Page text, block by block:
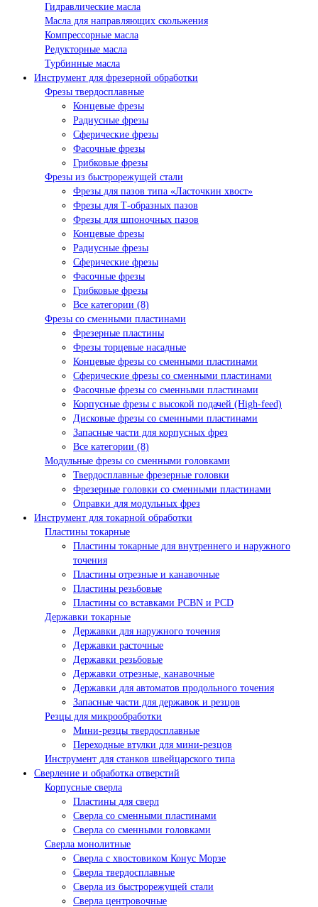
Гидравлические масла
Масла для направляющих скольжения
Компрессорные масла
Редукторные масла
Турбинные масла
Инструмент для фрезерной обработки
Фрезы твердосплавные
Концевые фрезы
Радиусные фрезы
Сферические фрезы
Фасочные фрезы
Грибковые фрезы
Фрезы из быстрорежущей стали
Фрезы для пазов типа «Ласточкин хвост»
Фрезы для Т-образных пазов
Фрезы для шпоночных пазов
Концевые фрезы
Радиусные фрезы
Сферические фрезы
Фасочные фрезы
Грибковые фрезы
Все категории (8)
Фрезы со сменными пластинами
Фрезерные пластины
Фрезы торцевые насадные
Концевые фрезы со сменными пластинами
Сферические фрезы со сменными пластинами
Фасочные фрезы со сменными пластинами
Корпусные фрезы с высокой подачей (High-feed)
Дисковые фрезы со сменными пластинами
Запасные части для корпусных фрез
Все категории (8)
Модульные фрезы со сменными головками
Твердосплавные фрезерные головки
Фрезерные головки со сменными пластинами
Оправки для модульных фрез
Инструмент для токарной обработки
Пластины токарные
Пластины токарные для внутреннего и наружного
точения
Пластины отрезные и канавочные
Пластины резьбовые
Пластины со вставками PCBN и PCD
Державки токарные
Державки для наружного точения
Державки расточные
Державки резьбовые
Державки отрезные, канавочные
Державки для автоматов продольного точения
Запасные части для державок и резцов
Резцы для микрообработки
Мини-резцы твердосплавные
Переходные втулки для мини-резцов
Инструмент для станков швейцарского типа
Сверление и обработка отверстий
Корпусные сверла
Пластины для сверл
Сверла со сменными пластинами
Сверла со сменными головками
Сверла монолитные
Сверла с хвостовиком Конус Морзе
Сверла твердосплавные
Сверла из быстрорежущей стали
Сверла центровочные